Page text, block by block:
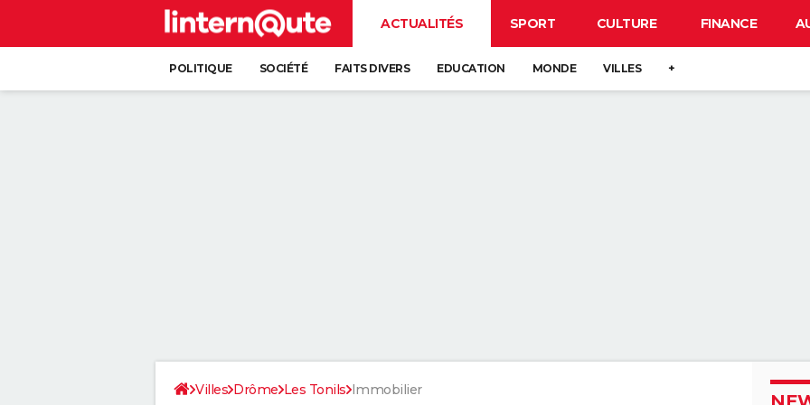
ACTUALITÉS SPORT CULTURE FINANCE
POLITIQUE SOCIÉTÉ FAITS DIVERS EDUCATION MONDE VILLES +
Villes Drôme Les Tonils Immobilier